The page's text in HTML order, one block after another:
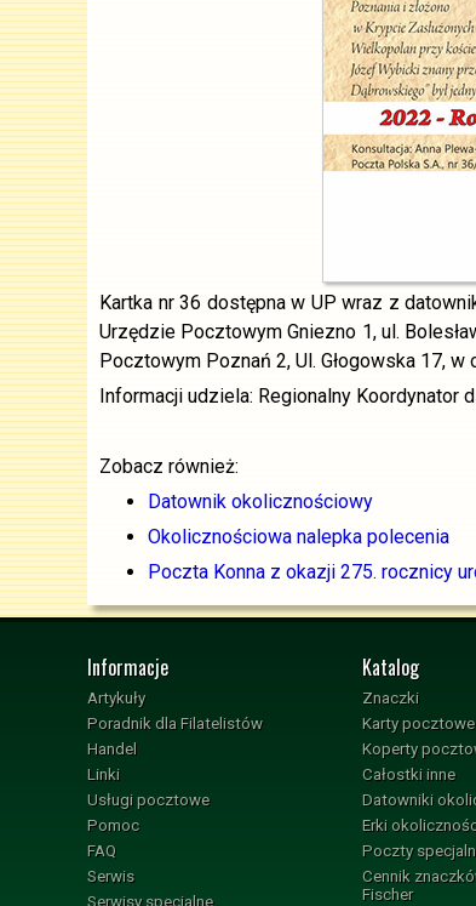
Kartka nr 36 dostępna w UP wraz z
Urzędzie Pocztowym Gniezno 1, ul.
Pocztowym Poznań 2, Ul. Głogowska 17,
Informacji udziela: Regionalny Koordynator
Zobacz również:
Datownik okolicznościowy
Okolicznościowa nalepka polecenia
Poczta Konna z okazji 275. rocznicy
Informacje
Artykuły
Poradnik dla Filatelistów
Handel
Linki
Usługi pocztowe
Pomoc
FAQ
Serwis
Serwisy specjalne
Katalog
Znaczki
Karty pocztowe
Koperty
Całostki inne
Datowniki
Erki
Poczty
Cennik
Fischer